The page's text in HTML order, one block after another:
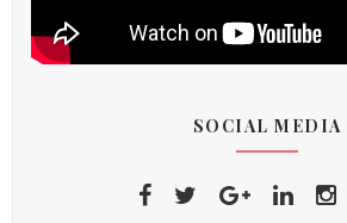
SOCIAL MEDIA